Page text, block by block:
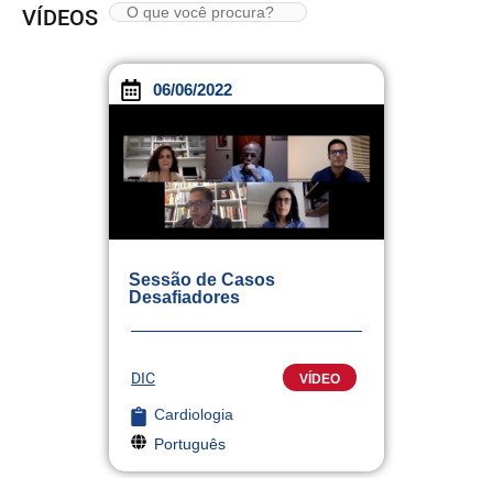
VÍDEOS
06/06/2022
Sessão de Casos
Desafiadores
DIC VÍDEO
Cardiologia
Português